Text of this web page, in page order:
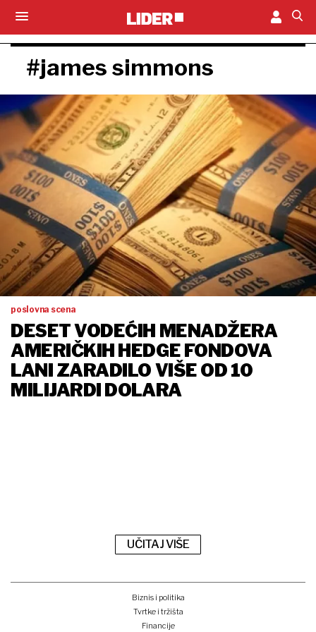
#james simmons
poslovna scena
DESET VODEĆIH MENADŽERA
AMERIČKIH HEDGE FONDOVA
LANI ZARADILO VIŠE OD 10
MILIJARDI DOLARA
UČITAJ VIŠE
Biznis i politika
Tvrtke i tržišta
Financije